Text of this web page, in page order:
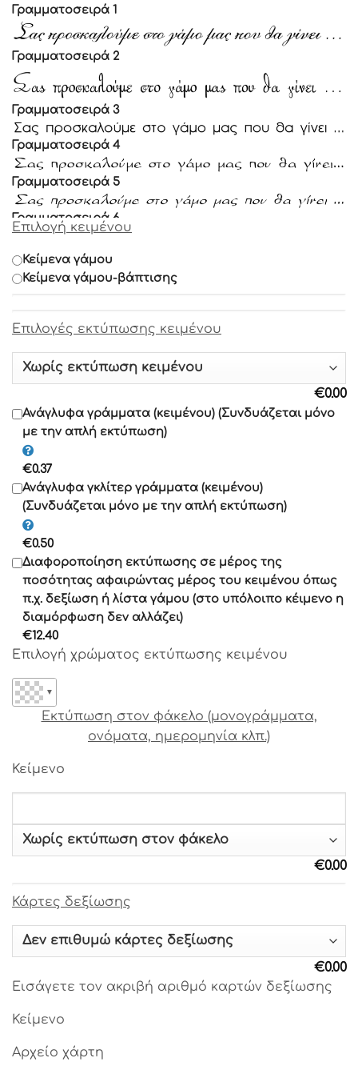
Γραμματοσειρά 1
Γραμματοσειρά 2
Γραμματοσειρά 3
Γραμματοσειρά 4
Γραμματοσειρά 5
Γραμματοσειρά 6
Γραμματοσειρά 7
Γραμματοσειρά 9
Γραμματοσειρά 10
Γραμματοσειρά 11
Γραμματοσειρά 12
Γραμματοσειρά 13
Γραμματοσειρά 14
Γραμματοσειρά 15
Γραμματοσειρά 16
Γραμματοσειρά 17
Γραμματοσειρά 18
Γραμματοσειρά 19
Γραμματοσειρά 20
Γραμματοσειρά 21
Γραμματοσειρά 22
Γραμματοσειρά 23
Γραμματοσειρά 24
Γραμματοσειρά 26
Γραμματοσειρά 29
Γραμματοσειρά 30
Γραμματοσειρά 32
Γραμματοσειρά 34
Γραμματοσειρά 35
Γραμματοσειρά 36
Γραμματοσειρά 37
Γραμματοσειρά 38
Γραμματοσειρά 40
Επιλογή κειμένου
Κείμενα γάμου
Κείμενα γάμου-βάπτισης
Επιλογές εκτύπωσης κειμένου
€0.00
Ανάγλυφα γράμματα (κειμένου) (Συνδυάζεται μόνο
με την απλή εκτύπωση)
€0.37
Ανάγλυφα γκλίτερ γράμματα (κειμένου)
(Συνδυάζεται μόνο με την απλή εκτύπωση)
€0.50
Διαφοροποίηση εκτύπωσης σε μέρος της
ποσότητας αφαιρώντας μέρος του κειμένου όπως
π.χ. δεξίωση ή λίστα γάμου (στο υπόλοιπο κέιμενο η
διαμόρφωση δεν αλλάζει)
€12.40
Επιλογή χρώματος εκτύπωσης κειμένου
▼
Εκτύπωση στον φάκελο (μονογράμματα,
ονόματα, ημερομηνία κλπ.)
Κείμενο
€0.00
Κάρτες δεξίωσης
€0.00
Εισάγετε τον ακριβή αριθμό καρτών δεξίωσης
Κείμενο
Αρχείο χάρτη